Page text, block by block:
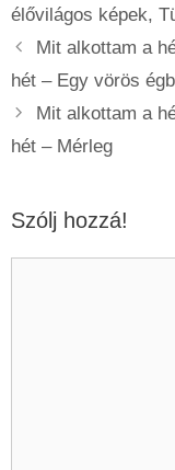
élővilágos képek,
Mit alkottam a
hét – Egy vörös
Mit alkottam a
hét – Mérleg
Szólj hozzá!